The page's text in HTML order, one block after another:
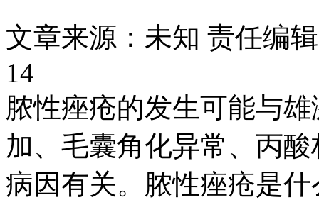
文章来源：未知 责任编
14
脓性痤疮的发生可能与
加、毛囊角化异常、丙
病因有关。脓性痤疮是